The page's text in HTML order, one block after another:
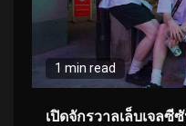
1 min read
เปิดจักรวาลเล็บเจลซี